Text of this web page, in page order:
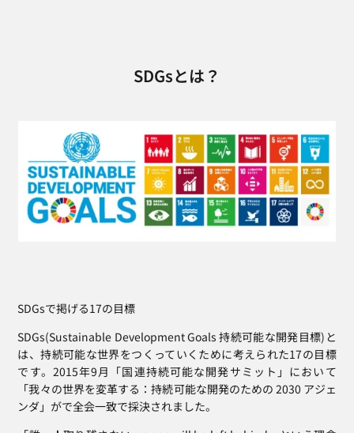
SDGsとは？
SDGsで掲げる17の目標
SDGs(Sustainable Development Goals 持続可能な開発目標)と
は、持続可能な世界をつくっていくために考えられた17の目標
です。2015年9月「国連持続可能な開発サミット」において
「我々の世界を変革する：持続可能な開発のための 2030 アジェ
ンダ」がで全会一致で採決されました。